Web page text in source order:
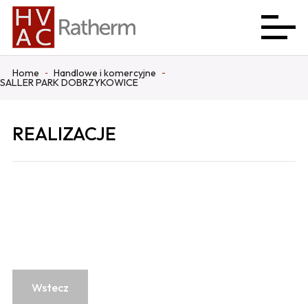
Home Handlowe i komercyjne
SALLER PARK DOBRZYKOWICE
REALIZACJE
Wstecz